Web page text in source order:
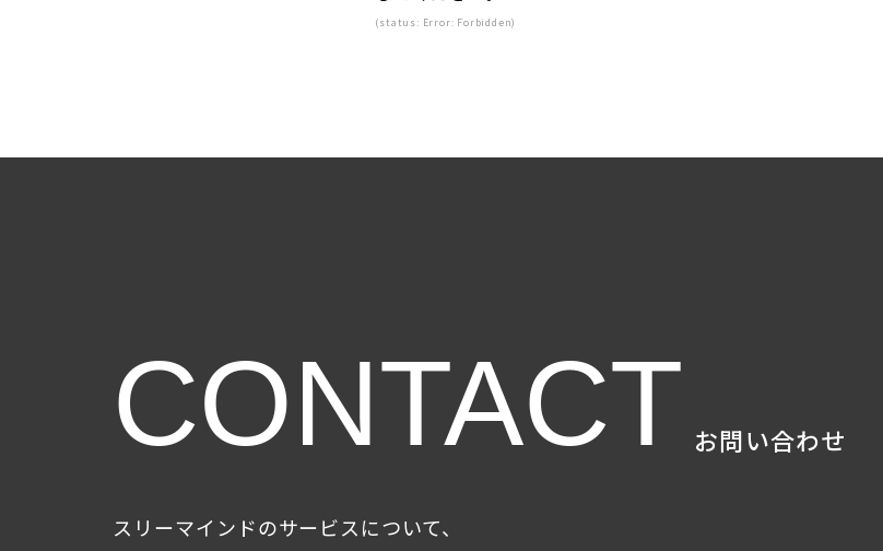
(status: Error: Forbidden)
CONTACT お問い合わせ
スリーマインドのサービスについて、